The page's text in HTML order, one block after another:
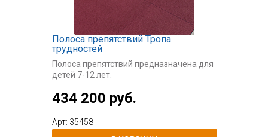
Полоса препятствий Тропа
трудностей
Полоса препятствий предназначена для
детей 7-12 лет.
434 200 руб.
Арт: 35458